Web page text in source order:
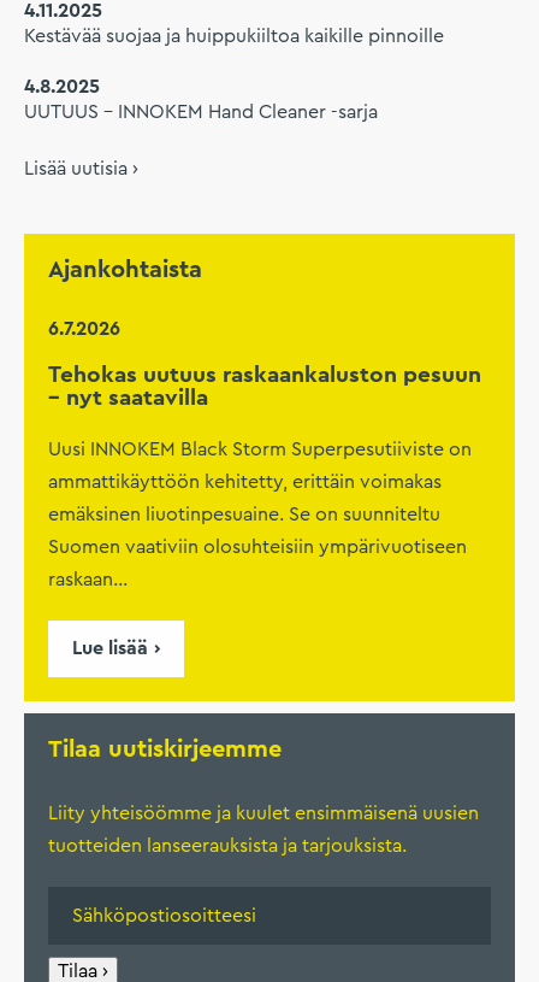
4.11.2025
Kestävää suojaa ja huippukiiltoa kaikille pinnoille
4.8.2025
UUTUUS – INNOKEM Hand Cleaner -sarja
Lisää uutisia ›
Ajankohtaista
6.7.2026
Tehokas uutuus raskaankaluston pesuun
– nyt saatavilla
Uusi INNOKEM Black Storm Superpesutiiviste on
ammattikäyttöön kehitetty, erittäin voimakas
emäksinen liuotinpesuaine. Se on suunniteltu
Suomen vaativiin olosuhteisiin ympärivuotiseen
raskaan...
Lue lisää
Tilaa uutiskirjeemme
Liity yhteisöömme ja kuulet ensimmäisenä uusien
tuotteiden lanseerauksista ja tarjouksista.
Tilaa ›